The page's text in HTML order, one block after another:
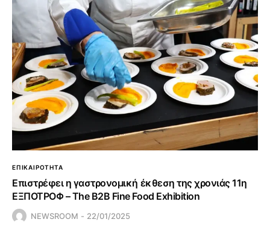
ΕΠΙΚΑΙΡΟΤΗΤΑ
Επιστρέφει η γαστρονομική έκθεση της χρονιάς 11η
ΕΞΠΟΤΡΟΦ – The B2B Fine Food Exhibition
NEWSROOM 22/01/2025